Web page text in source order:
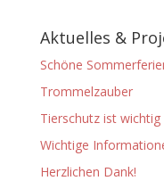
Aktuelles &
Schöne
Trommelzauber
Tierschutz ist
Wichtige
Herzlichen Dank!